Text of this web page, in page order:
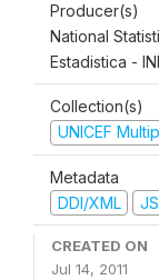
Producer(s)
National
Estadistica -
Collection(s)
UNICEF
Metadata
DDI/XML
CREATED ON
Jul 14, 2011